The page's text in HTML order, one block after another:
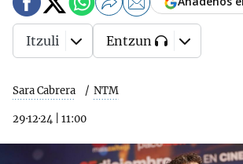
Sara Cabrera NTM
29·12·24 11:00
Itzuli Entzun